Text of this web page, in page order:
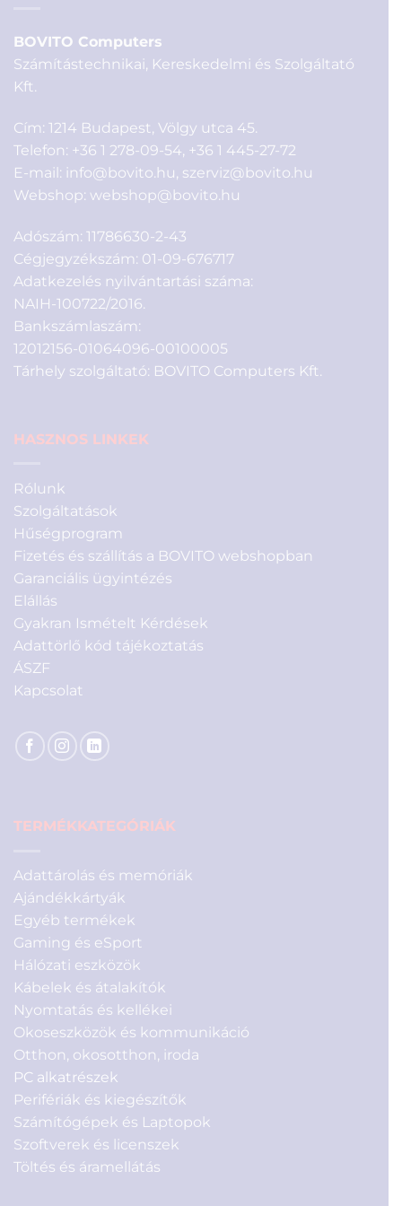
BOVITO Computers
Számítástechnikai, Kereskedelmi és Szolgáltató
Kft.
Cím: 1214 Budapest, Völgy utca 45.
Telefon: +36 1 278-09-54, +36 1 445-27-72
E-mail: info@bovito.hu, szerviz@bovito.hu
Webshop: webshop@bovito.hu
Adószám: 11786630-2-43
Cégjegyzékszám: 01-09-676717
Adatkezelés nyilvántartási száma:
NAIH-100722/2016.
Bankszámlaszám:
12012156-01064096-00100005
Tárhely szolgáltató: BOVITO Computers Kft.
HASZNOS LINKEK
Rólunk
Szolgáltatások
Hűségprogram
Fizetés és szállítás a BOVITO webshopban
Garanciális ügyintézés
Elállás
Gyakran Ismételt Kérdések
Adattörlő kód tájékoztatás
ÁSZF
Kapcsolat
TERMÉKKATEGÓRIÁK
Adattárolás és memóriák
Ajándékkártyák
Egyéb termékek
Gaming és eSport
Hálózati eszközök
Kábelek és átalakítók
Nyomtatás és kellékei
Okoseszközök és kommunikáció
Otthon, okosotthon, iroda
PC alkatrészek
Perifériák és kiegészítők
Számítógépek és Laptopok
Szoftverek és licenszek
Töltés és áramellátás